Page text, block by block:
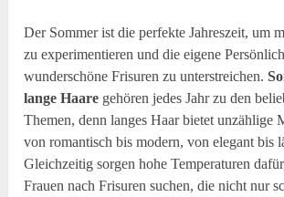
Der Sommer ist die perfekte Jahreszeit, um
zu experimentieren und die eigene
wunderschöne Frisuren zu unterstreichen.
lange Haare gehören jedes Jahr zu den
Themen, denn langes Haar bietet unzählige
von romantisch bis modern, von elegant bis
Gleichzeitig sorgen hohe Temperaturen
Frauen nach Frisuren suchen, die nicht nur